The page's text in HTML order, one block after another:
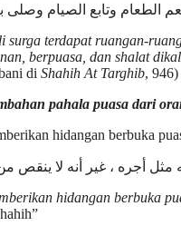
الطعام وتابع الصيام وصلى
surga terdapat ruangan-
berpuasa, dan shalat
di Shahih At Targhib, 946)
pahala puasa dari
hidangan berbuka
أجره ، غير أنه لا ينقص
hidangan berbuka